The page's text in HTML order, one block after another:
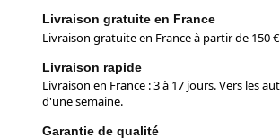
Livraison gratuite en France
Livraison gratuite en France à partir de 150 €
Livraison rapide
Livraison en France : 3 à 17 jours. Vers les
d'une semaine.
Garantie de qualité